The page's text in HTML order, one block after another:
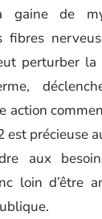
gaine de
perturber la
action
est précieuse
aux
loin d’être